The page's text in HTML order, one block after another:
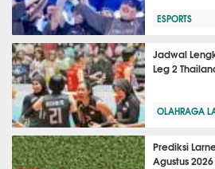
ESPORTS
Jadwal
Leg 2
OLAHRAGA
Prediksi
Agustus